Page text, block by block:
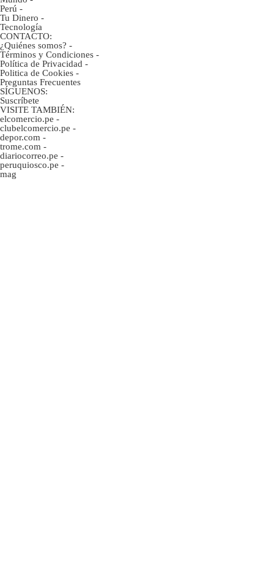
Perú -
Tu Dinero -
Tecnología
CONTACTO:
¿Quiénes somos? -
Términos y Condiciones -
Política de Privacidad -
Politica de Cookies -
Preguntas Frecuentes
SÍGUENOS:
Suscríbete
VISITE TAMBIÉN:
elcomercio.pe -
clubelcomercio.pe -
depor.com -
trome.com -
diariocorreo.pe -
peruquiosco.pe -
mag